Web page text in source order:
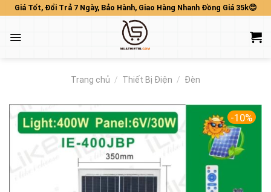
Skip
content
Giá Tốt, Đổi Trả 7 Ngày, Bảo Hành, Giao Hàng Nhanh Đồng Giá 35k😍
Trang chủ / Thiết Bị Điện / Đèn
-10%